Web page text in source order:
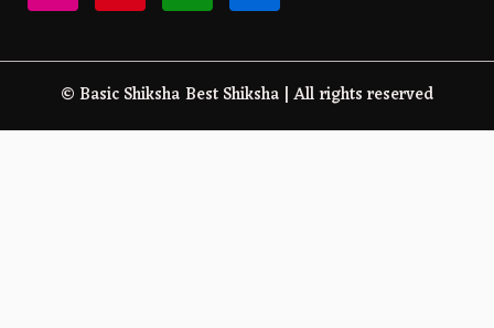
© Basic Shiksha Best Shiksha | All rights reserved